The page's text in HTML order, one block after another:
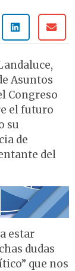
Asuntos
Congreso
el futuro
su
de
del
estar
dudas
que nos